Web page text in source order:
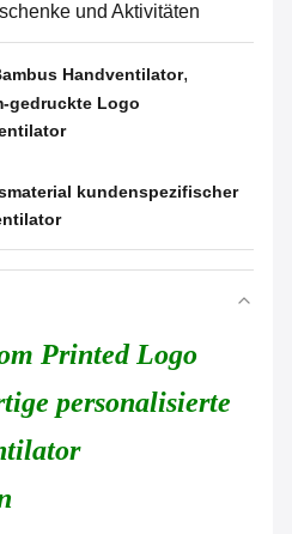
und Aktivitäten
Handventilator,
gedruckte Logo
kundenspezifischer
Printed Logo
personalisierte